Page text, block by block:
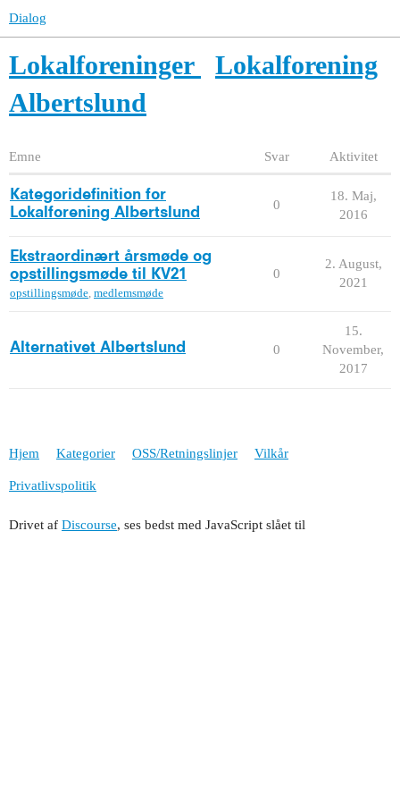
Dialog
Lokalforeninger
Lokalforening
Albertslund
Emne Svar Aktivitet
Kategoridefinition for
Lokalforening Albertslund
0
18. Maj,
2016
Ekstraordinært årsmøde og
opstillingsmøde til KV21
opstillingsmøde, medlemsmøde
0
2. August,
2021
Alternativet Albertslund 0
15.
November,
2017
Hjem Kategorier OSS/Retningslinjer Vilkår
Privatlivspolitik
Drivet af Discourse, ses bedst med JavaScript slået til